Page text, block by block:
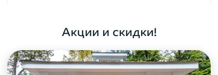
Акции и скидки!